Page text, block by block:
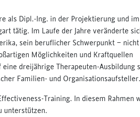
als Dipl.-Ing. in der Projektierung und
tätig. Im Laufe der Jahre veränderte
sein beruflicher Schwerpunkt –
Möglichkeiten und Kraftquellen
dreijährige Therapeuten-Ausbildung
Familien- und Organisationsaufsteller.
Training. In diesem Rahmen
unterstützen.